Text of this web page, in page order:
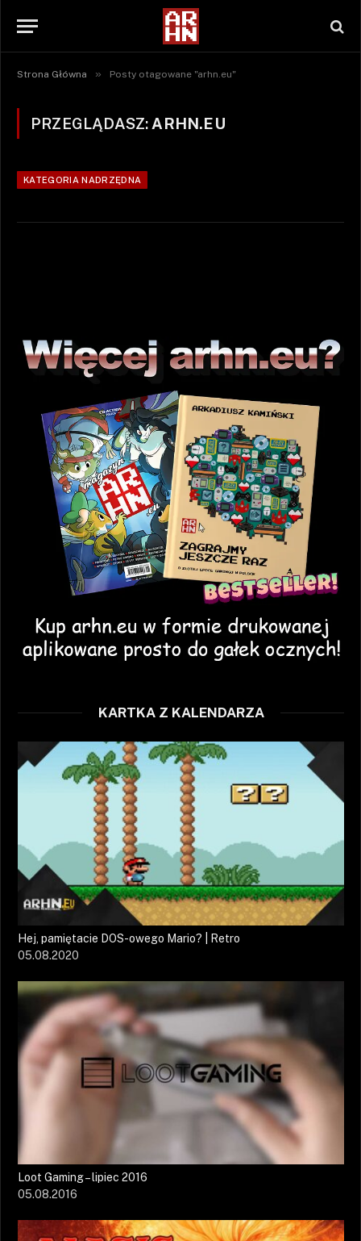
Strona Główna » Posty otagowane "arhn.eu"
PRZEGLĄDASZ: ARHN.EU
KATEGORIA NADRZĘDNA
KARTKA Z KALENDARZA
Hej, pamiętacie DOS-owego Mario? | Retro
05.08.2020
Loot Gaming – lipiec 2016
05.08.2016